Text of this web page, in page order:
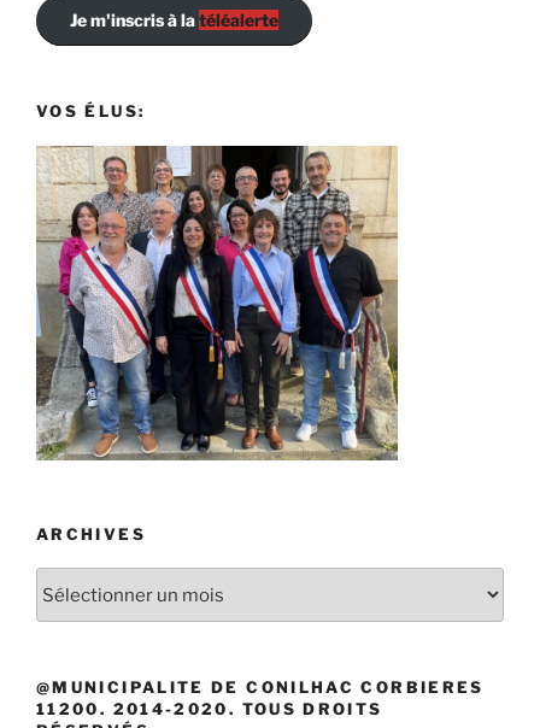
Je m'inscris à latéléalerte
VOS ÉLUS:
ARCHIVES
@MUNICIPALITE DE CONILHAC CORBIERES
11200. 2014-2020. TOUS DROITS